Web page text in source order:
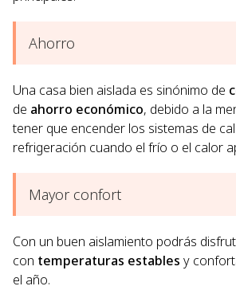
Ahorro
Una casa bien aislada es sinónimo de
de ahorro económico, debido a la
tener que encender los sistemas de
refrigeración cuando el frío o el calor
Mayor confort
Con un buen aislamiento podrás
con temperaturas estables y
el año.